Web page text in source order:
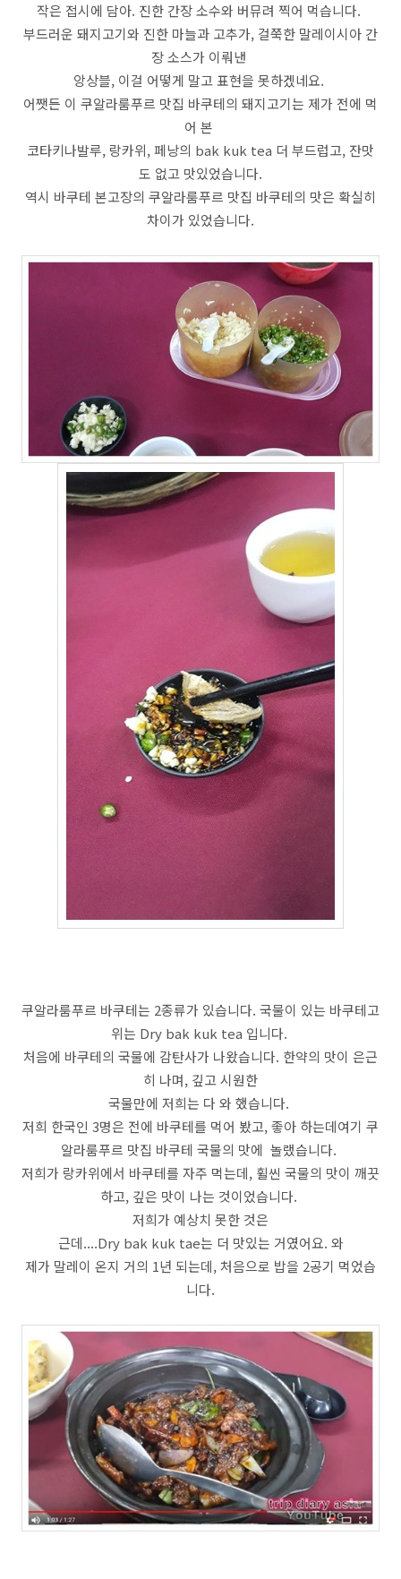
작은 접시에 담아. 진한 간장 소수와 버뮤려 찍어 먹습니다.
부드러운 돼지고기와 진한 마늘과 고추가, 걸쭉한 말레이시아 간
장 소스가 이뤄낸
앙상블, 이걸 어떻게 말고 표현을 못하겠네요.
어쨋든 이 쿠알라룸푸르 맛집 바쿠테의 돼지고기는 제가 전에 먹
어 본
코타키나발루, 랑카위, 페낭의 bak kuk tea 더 부드럽고, 잔맛
도 없고 맛있었습니다.
역시 바쿠테 본고장의 쿠알라룸푸르 맛집 바쿠테의 맛은 확실히
차이가 있었습니다.
쿠알라룸푸르 바쿠테는 2종류가 있습니다. 국물이 있는 바쿠테고
위는 Dry bak kuk tea 입니다.
처음에 바쿠테의 국물에 감탄사가 나왔습니다. 한약의 맛이 은근
히 나며, 깊고 시원한
국물만에 저희는 다 와 했습니다.
저희 한국인 3명은 전에 바쿠테를 먹어 봤고, 좋아 하는데여기 쿠
알라룸푸르 맛집 바쿠테 국물의 맛에 놀랬습니다.
저희가 랑카위에서 바쿠테를 자주 먹는데, 휠씬 국물의 맛이 깨끗
하고, 깊은 맛이 나는 것이었습니다.
저희가 예상치 못한 것은
근데....Dry bak kuk tae는 더 맛있는 거였어요. 와
제가 말레이 온지 거의 1년 되는데, 처음으로 밥을 2공기 먹었습
니다.